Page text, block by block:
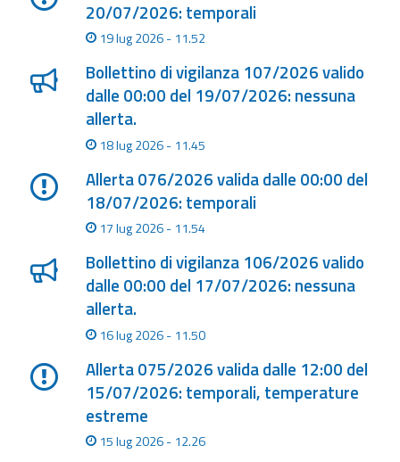
Monitoraggio
eventi
Previsioni e dati
Previsioni meteo e
marine
Dati osservati
Radar meteo
Strumenti
Operativi
20/07/2026: temporali
19 lug 2026 - 11.52
Bollettino di vigilanza 107/2026 valido
dalle 00:00 del 19/07/2026: nessuna
allerta.
18 lug 2026 - 11.45
Allerta 076/2026 valida dalle 00:00 del
18/07/2026: temporali
17 lug 2026 - 11.54
Bollettino di vigilanza 106/2026 valido
dalle 00:00 del 17/07/2026: nessuna
allerta.
16 lug 2026 - 11.50
Allerta 075/2026 valida dalle 12:00 del
15/07/2026: temporali, temperature
estreme
15 lug 2026 - 12.26